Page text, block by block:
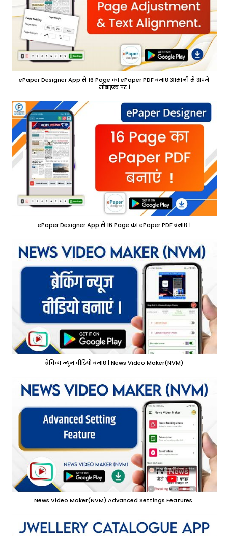
ePaper Designer App से 16 Page का ePaper PDF बनाए आसानी से अपने
मोबाइल पर ।
ePaper Designer App से 16 Page का ePaper PDF बनाए ।
ब्रेकिंग न्यूज़ वीडियो बनाएं | News Video Maker(NVM)
News Video Maker(NVM) Advanced Settings Features.